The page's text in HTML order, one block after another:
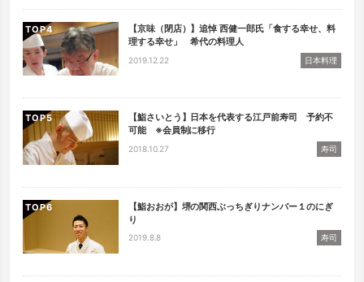
TOP
【京味（閉店）】追悼 西健一郎氏「食する幸せ、料
理する幸せ」 希代の料理人
2019.12.22 日本料理
TOP
【鮨さいとう】日本を代表する江戸前寿司 予約不
可能 ※会員制に移行
2018.10.27 寿司
TOP
【鮨おおが】堺の関西ぶっちぎりナンバー１のにぎ
り
2019.8.8 寿司